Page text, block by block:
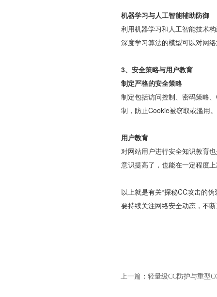
机器学习与人工智能辅助防御
利用机器学习和人工智能技术
深度学习算法的模型可以对网
3、安全策略与用户教育
制定严格的安全策略
制定包括访问控制、密码策略
制，防止Cookie被窃取或滥用
用户教育
对网站用户进行安全知识教育
意识提高了，也能在一定程度
以上就是有关“探秘CC攻击的
要持续关注网络安全动态，不
上一篇 ： 轻量级CC防护与重型